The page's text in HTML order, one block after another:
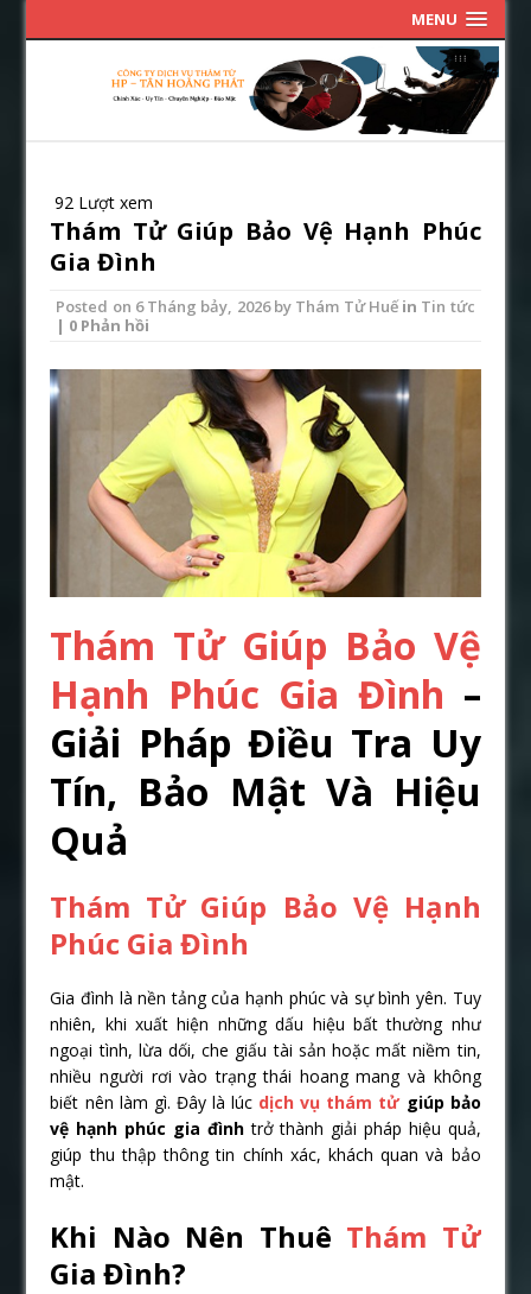
MENU
92 Lượt xem
Thám Tử Giúp Bảo Vệ Hạnh Phúc
Gia Đình
Posted on 6 Tháng bảy, 2026by Thám Tử Huếin Tin tức
| 0 Phản hồi
Thám Tử Giúp Bảo Vệ
Hạnh Phúc Gia Đình –
Giải Pháp Điều Tra Uy
Tín, Bảo Mật Và Hiệu
Quả
Thám Tử Giúp Bảo Vệ Hạnh
Phúc Gia Đình
Gia đình là nền tảng của hạnh phúc và sự bình yên. Tuy
nhiên, khi xuất hiện những dấu hiệu bất thường như
ngoại tình, lừa dối, che giấu tài sản hoặc mất niềm tin,
nhiều người rơi vào trạng thái hoang mang và không
biết nên làm gì. Đây là lúc dịch vụ thám tửgiúp bảo
vệ hạnh phúc gia đìnhtrở thành giải pháp hiệu quả,
giúp thu thập thông tin chính xác, khách quan và bảo
mật.
Khi Nào Nên Thuê Thám Tử
Gia Đình?